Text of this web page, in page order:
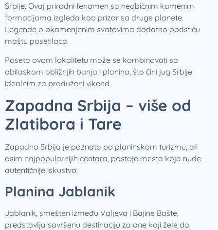
Srbije. Ovaj prirodni fenomen sa neobičnim kamenim
formacijama izgleda kao prizor sa druge planete.
Legende o okamenjenim svatovima dodatno podstiču
maštu posetilaca.
Poseta ovom lokalitetu može se kombinovati sa
obilaskom obližnjih banja i planina, što čini jug Srbije
idealnim za produženi vikend.
Zapadna Srbija – više od
Zlatibora i Tare
Zapadna Srbija je poznata po planinskom turizmu, ali
osim najpopularnijih centara, postoje mesta koja nude
autentičnije iskustvo.
Planina Jablanik
Jablanik, smešten između Valjeva i Bajine Bašte,
predstavlja savršenu destinaciju za one koji žele da